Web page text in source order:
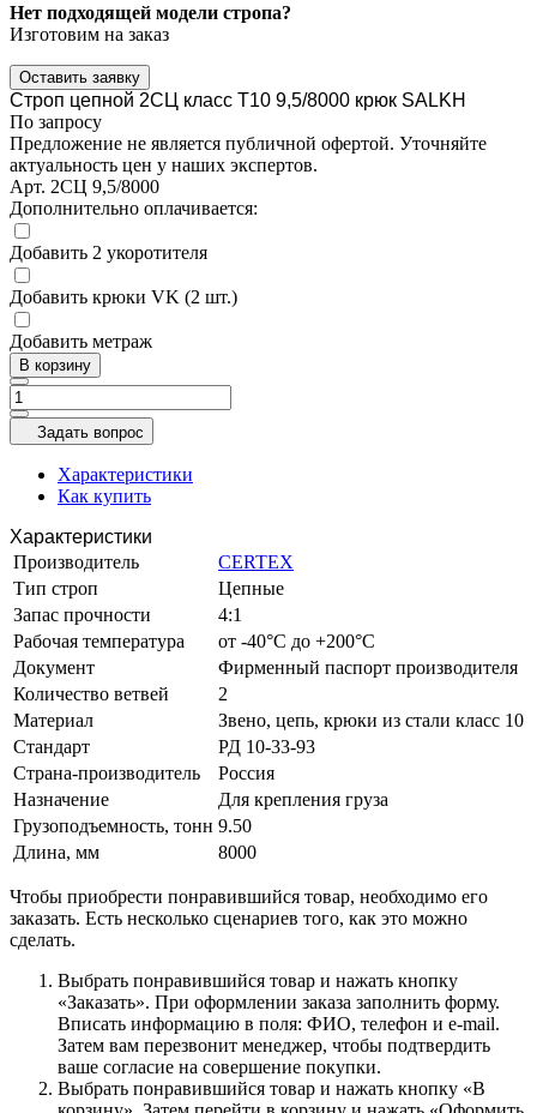
Нет подходящей модели стропа?
Изготовим на заказ
Оставить заявку
Строп цепной 2СЦ класс Т10 9,5/8000 крюк SALKH
По запросу
Предложение не является публичной офертой. Уточняйте
актуальность цен у наших экспертов.
Арт. 2СЦ 9,5/8000
Дополнительно оплачивается:
Добавить 2 укоротителя
Добавить крюки VK (2 шт.)
Добавить метраж
В корзину
Задать вопрос
Характеристики
Как купить
Характеристики
Производитель
CERTEX
Тип строп
Цепные
Запас прочности
4:1
Рабочая температура
от -40°C до +200°C
Документ
Фирменный паспорт производителя
Количество ветвей
2
Материал
Звено, цепь, крюки из стали класс 10
Стандарт
РД 10-33-93
Страна-производитель
Россия
Назначение
Для крепления груза
Грузоподъемность, тонн 9.50
Длина, мм
8000
Чтобы приобрести понравившийся товар, необходимо его
заказать. Есть несколько сценариев того, как это можно
сделать.
Выбрать понравившийся товар и нажать кнопку
«Заказать». При оформлении заказа заполнить форму.
Вписать информацию в поля: ФИО, телефон и e-mail.
Затем вам перезвонит менеджер, чтобы подтвердить
ваше согласие на совершение покупки.
Выбрать понравившийся товар и нажать кнопку «В